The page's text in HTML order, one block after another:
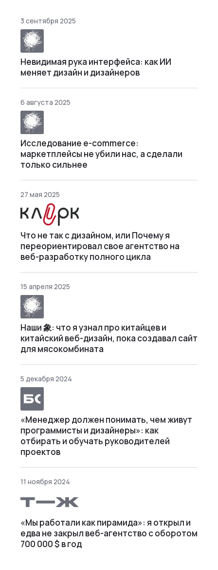
3 сентября 2025
Невидимая рука интерфейса: как ИИ
меняет дизайн и дизайнеров
6 августа 2025
Исследование e-commerce:
маркетплейсы не убили нас, а сделали
только сильнее
27 мая 2025
Что не так с дизайном, или Почему я
переориентировал свое агентство на
веб-разработку полного цикла
15 апреля 2025
Наши 象: что я узнал про китайцев и
китайский веб-дизайн, пока создавал сайт
для мясокомбината
5 декабря 2024
«Менеджер должен понимать, чем живут
программисты и дизайнеры»: как
отбирать и обучать руководителей
проектов
11 ноября 2024
«Мы работали как пирамида»: я открыл и
едва не закрыл веб⁠-⁠агентство с оборотом
700 000 $ в год